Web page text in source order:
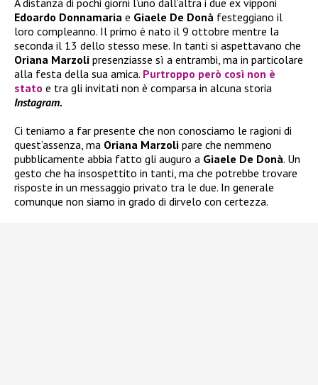
A distanza di pochi giorni l’uno dall’altra i due ex vipponi
Edoardo Donnamaria e Giaele De Donà festeggiano il
loro compleanno. Il primo è nato il 9 ottobre mentre la
seconda il 13 dello stesso mese. In tanti si aspettavano che
Oriana Marzoli presenziasse sì a entrambi, ma in particolare
alla festa della sua amica. Purtroppo però così non è
stato e tra gli invitati non è comparsa in alcuna storia
Instagram.
Ci teniamo a far presente che non conosciamo le ragioni di
quest’assenza, ma Oriana Marzoli pare che nemmeno
pubblicamente abbia fatto gli auguro a Giaele De Donà. Un
gesto che ha insospettito in tanti, ma che potrebbe trovare
risposte in un messaggio privato tra le due. In generale
comunque non siamo in grado di dirvelo con certezza.